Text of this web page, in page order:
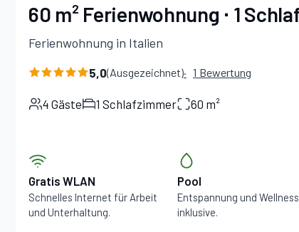
60 m² Ferienwohnung ∙ 1
Ferienwohnung in Italien
5,0(Ausgezeichnet) 1 Bewertung
4 Gäste 1 Schlafzimmer 60 m²
Gratis WLAN
Schnelles Internet für Arbeit
und Unterhaltung.
Pool
Entspannung und Wellness
inklusive.